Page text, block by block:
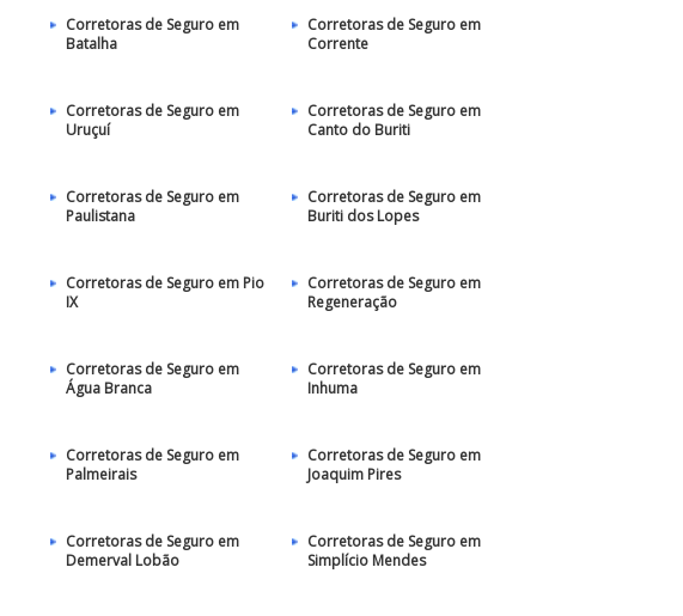
Corretoras de Seguro em
Batalha
Corretoras de Seguro em
Corrente
Corretoras de Seguro em
Uruçuí
Corretoras de Seguro em
Canto do Buriti
Corretoras de Seguro em
Paulistana
Corretoras de Seguro em
Buriti dos Lopes
Corretoras de Seguro em Pio
IX
Corretoras de Seguro em
Regeneração
Corretoras de Seguro em
Água Branca
Corretoras de Seguro em
Inhuma
Corretoras de Seguro em
Palmeirais
Corretoras de Seguro em
Joaquim Pires
Corretoras de Seguro em
Demerval Lobão
Corretoras de Seguro em
Simplício Mendes